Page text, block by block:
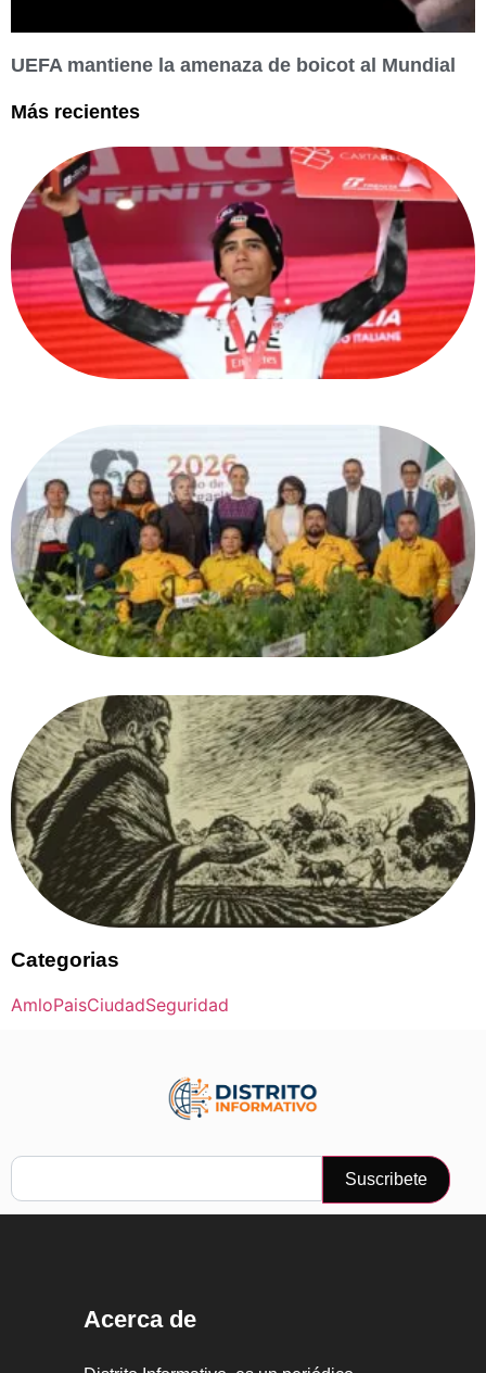
UEFA mantiene la amenaza de boicot al Mundial
Más recientes
Categorias
AmloPaisCiudadSeguridad
Suscribete
Acerca de